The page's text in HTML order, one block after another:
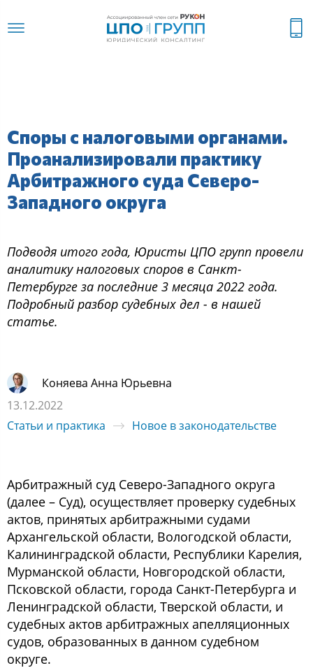
Споры с налоговыми органами.
Проанализировали практику
Арбитражного суда Северо-
Западного округа
Подводя итого года, Юристы ЦПО групп провели
аналитику налоговых споров в Санкт-
Петербурге за последние 3 месяца 2022 года.
Подробный разбор судебных дел - в нашей
статье.
Коняева Анна Юрьевна
13.12.2022
Статьи и практика
Новое в законодательстве
Арбитражный суд Северо-Западного округа
(далее – Суд), осуществляет проверку судебных
актов, принятых арбитражными судами
Архангельской области, Вологодской области,
Калининградской области, Республики Карелия,
Мурманской области, Новгородской области,
Псковской области, города Санкт-Петербурга и
Ленинградской области, Тверской области, и
судебных актов арбитражных апелляционных
судов, образованных в данном судебном
округе.